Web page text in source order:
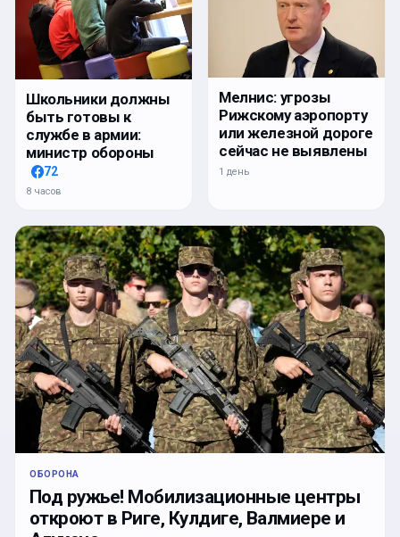
Школьники должны
быть готовы к
службе в армии:
министр обороны
72
8 часов
Мелнис: угрозы
Рижскому аэропорту
или железной дороге
сейчас не выявлены
1 день
ОБОРОНА
Под ружье! Мобилизационные центры
откроют в Риге, Кулдиге, Валмиере и